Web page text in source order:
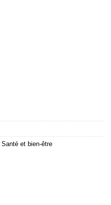
Santé et bien-être